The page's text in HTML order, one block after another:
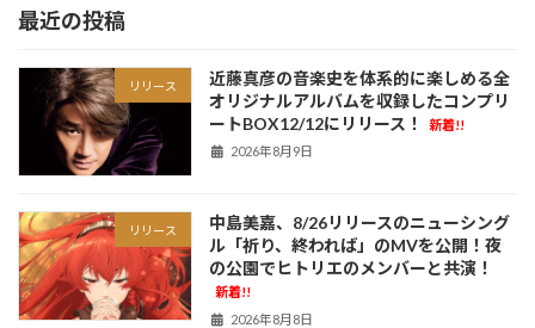
最近の投稿
リリース
近藤真彦の音楽史を体系的に楽しめる全
オリジナルアルバムを収録したコンプリ
ートBOX12/12にリリース！
新着!!
2026年8月9日
リリース
中島美嘉、8/26リリースのニューシング
ル「祈り、終われば」のMVを公開！夜
の公園でヒトリエのメンバーと共演！
新着!!
2026年8月8日